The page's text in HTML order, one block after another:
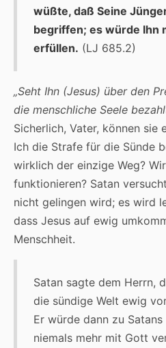
wüßte, daß Seine
begriffen; es würde Ihn
erfüllen. (LJ 685.2)
„Seht Ihn (Jesus) über den
die menschliche Seele
Sicherlich, Vater, können sie
Ich die Strafe für die Sünde
wirklich der einzige Weg?
funktionieren? Satan
nicht gelingen wird; es wird
dass Jesus auf ewig
Menschheit.
Satan sagte dem Herrn,
die sündige Welt ewig
Er würde dann zu
niemals mehr mit Gott